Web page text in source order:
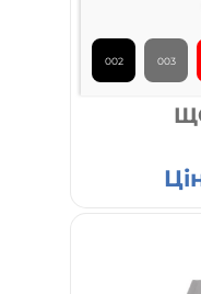
002 003